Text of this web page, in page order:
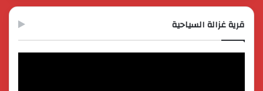
قرية غزالة السياحية